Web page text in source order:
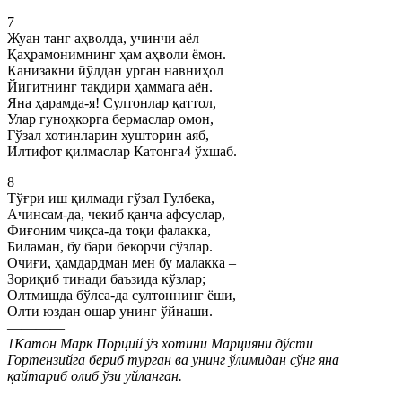
7
Жуан танг аҳволда, учинчи аёл
Қаҳрамонимнинг ҳам аҳволи ёмон.
Канизакни йўлдан урган навниҳол
Йигитнинг тақдири ҳаммага аён.
Яна ҳарамда-я! Султонлар қаттол,
Улар гуноҳкорга бермаслар омон,
Гўзал хотинларин хушторин аяб,
Илтифот қилмаслар Катонга4 ўхшаб.
8
Тўғри иш қилмади гўзал Гулбека,
Ачинсам-да, чекиб қанча афсуслар,
Фиғоним чиқса-да тоқи фалакка,
Биламан, бу бари бекорчи сўзлар.
Очиғи, ҳамдардман мен бу малакка –
Зориқиб тинади баъзида кўзлар;
Олтмишда бўлса-да султоннинг ёши,
Олти юздан ошар унинг ўйнаши.
————
1Катон Марк Порций ўз хотини Марцияни дўсти
Гортензийга бериб турган ва унинг ўлимидан сўнг яна
қайтариб олиб ўзи уйланган.